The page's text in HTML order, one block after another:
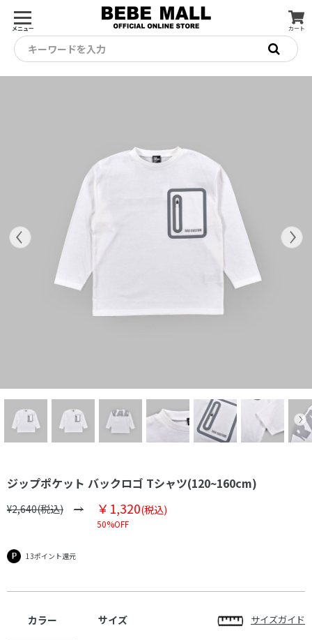
メニュー カート
キーワードを入力
ジップポケット バックロゴ Tシャツ(120~160cm)
¥2,640(税込) ￥1,320(税込)
50%OFF
13ポイント還元
カラー サイズ サイズガイド